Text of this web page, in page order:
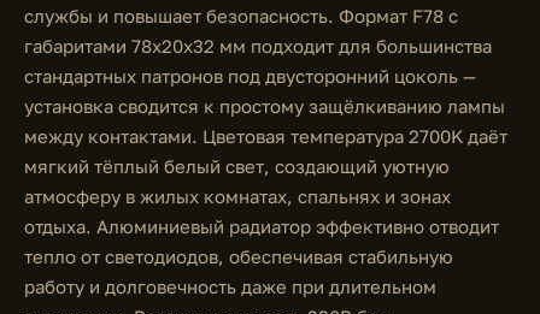
службы и повышает безопасность. Формат F78 с
габаритами 78x20x32 мм подходит для большинства
стандартных патронов под двусторонний цоколь —
установка сводится к простому защёлкиванию лампы
между контактами. Цветовая температура 2700K даёт
мягкий тёплый белый свет, создающий уютную
атмосферу в жилых комнатах, спальнях и зонах
отдыха. Алюминиевый радиатор эффективно отводит
тепло от светодиодов, обеспечивая стабильную
работу и долговечность даже при длительном